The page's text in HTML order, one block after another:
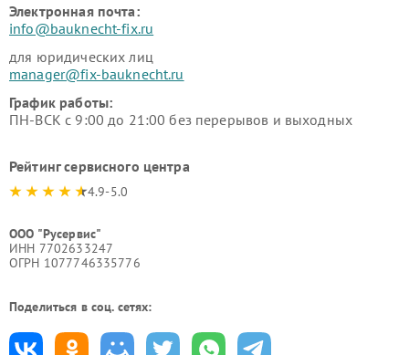
Электронная почта:
info@bauknecht-fix.ru
для юридических лиц
manager@fix-bauknecht.ru
График работы:
ПН-ВСК с 9:00 до 21:00 без перерывов и выходных
Рейтинг сервисного центра
4.9-5.0
ООО "Русервис"
ИНН 7702633247
ОГРН 1077746335776
Поделиться в соц. сетях: